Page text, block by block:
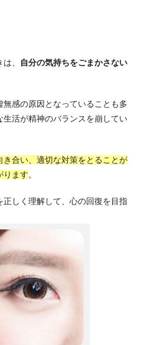
、
自分の気持ちをごまかさない
無感の原因となっていることも多
生活が精神のバランスを崩してい
き合い、適切な対策をとることが
ります。
しく理解して、心の回復を目指